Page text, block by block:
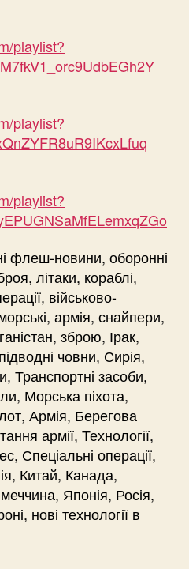
playlist?
playlist?
playlist?
флеш-новини, оборонні
літаки, кораблі,
військово-
армія, снайпери,
зброю, Ірак,
човни, Сирія,
Транспортні засоби,
Морська піхота,
Армія, Берегова
армії, Технології,
Спеціальні операції,
Китай, Канада,
Японія, Росія,
нові технології в